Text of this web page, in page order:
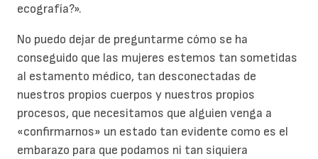
ecografía?».
No puedo dejar de preguntarme cómo se ha
conseguido que las mujeres estemos tan sometidas
al estamento médico, tan desconectadas de
nuestros propios cuerpos y nuestros propios
procesos, que necesitamos que alguien venga a
«confirmarnos» un estado tan evidente como es el
embarazo para que podamos ni tan siquiera